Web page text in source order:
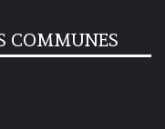
COMMUNES